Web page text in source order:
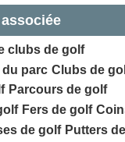
clubs de golf
parc Clubs de
Parcours de golf
Fers de golf
de golf Putters